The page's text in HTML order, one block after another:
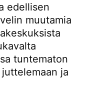
edellisen
muutamia
tuntematon
ja